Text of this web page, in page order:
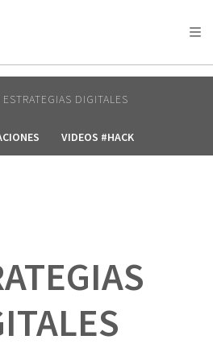
ESTRATEGIAS DIGITALES
VIDEOS #HACK